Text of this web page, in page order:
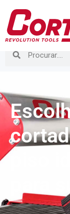
piso
para